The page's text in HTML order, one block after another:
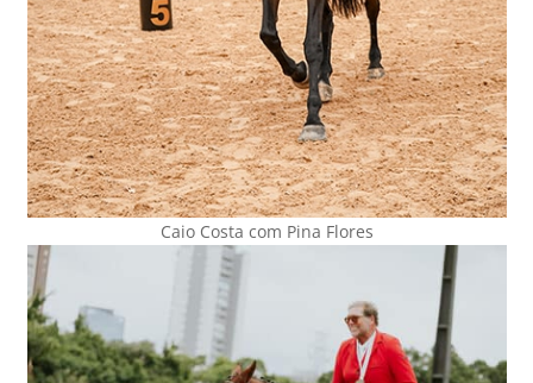
Caio Costa com Pina Flores